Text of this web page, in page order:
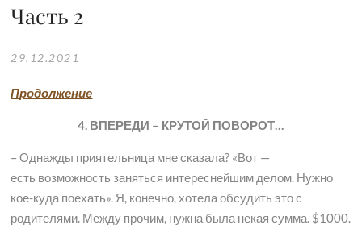
Часть 2
29.12.2021
Продолжение
4. ВПЕРЕДИ – КРУТОЙ ПОВОРОТ…
– Однажды приятельница мне сказала? «Вот —
есть возможность заняться интереснейшим делом. Нужно
кое-куда поехать». Я, конечно, хотела обсудить это с
родителями. Между прочим, нужна была некая сумма. $1000.